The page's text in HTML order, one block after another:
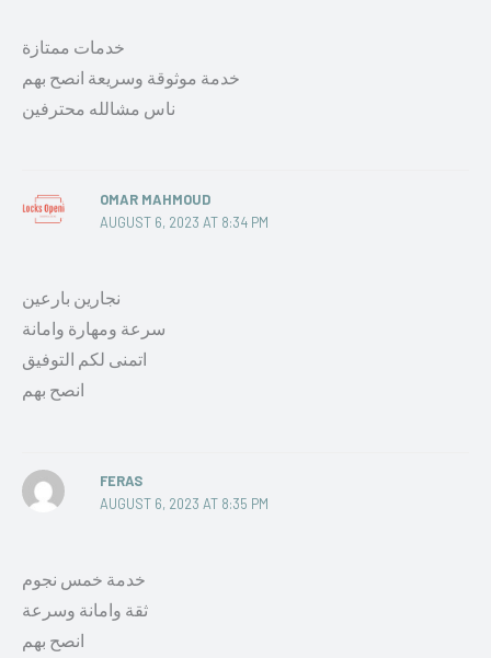
خدمات ممتازة
خدمة موثوقة وسريعة انصح بهم
ناس مشالله محترفين
OMAR MAHMOUD
AUGUST 6, 2023 AT 8:34 PM
نجارين بارعين
سرعة ومهارة وامانة
اتمنى لكم التوفيق
انصح بهم
FERAS
AUGUST 6, 2023 AT 8:35 PM
خدمة خمس نجوم
ثقة وامانة وسرعة
انصح بهم